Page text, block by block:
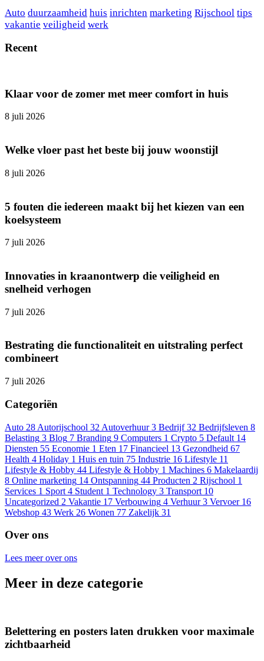
Auto duurzaamheid huis inrichten marketing Rijschool tips
vakantie veiligheid werk
Recent
Klaar voor de zomer met meer comfort in huis
8 juli 2026
Welke vloer past het beste bij jouw woonstijl
8 juli 2026
5 fouten die iedereen maakt bij het kiezen van een
koelsysteem
7 juli 2026
Innovaties in kraanontwerp die veiligheid en
snelheid verhogen
7 juli 2026
Bestrating die functionaliteit en uitstraling perfect
combineert
7 juli 2026
Categoriën
Auto 28 Autorijschool 32 Autoverhuur 3 Bedrijf 32 Bedrijfsleven 8
Belasting 3 Blog 7 Branding 9 Computers 1 Crypto 5 Default 14
Diensten 55 Economie 1 Eten 17 Financieel 13 Gezondheid 67
Health 4 Holiday 1 Huis en tuin 75 Industrie 16 Lifestyle 11
Lifestyle & Hobby 44 Lifestyle & Hobby 1 Machines 6 Makelaardij
8 Online marketing 14 Ontspanning 44 Producten 2 Rijschool 1
Services 1 Sport 4 Student 1 Technology 3 Transport 10
Uncategorized 2 Vakantie 17 Verbouwing 4 Verhuur 3 Vervoer 16
Webshop 43 Werk 26 Wonen 77 Zakelijk 31
Over ons
Lees meer over ons
Meer in deze categorie
Belettering en posters laten drukken voor maximale
zichtbaarheid